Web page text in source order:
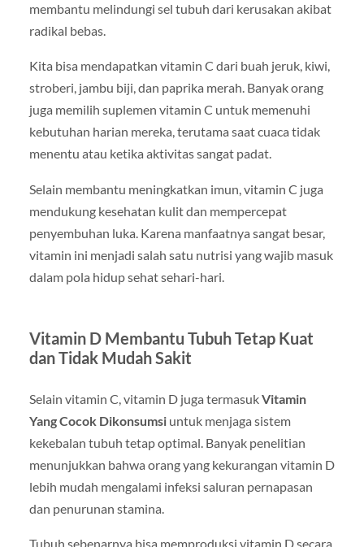
membantu melindungi sel tubuh dari kerusakan akibat
radikal bebas.
Kita bisa mendapatkan vitamin C dari buah jeruk, kiwi,
stroberi, jambu biji, dan paprika merah. Banyak orang
juga memilih suplemen vitamin C untuk memenuhi
kebutuhan harian mereka, terutama saat cuaca tidak
menentu atau ketika aktivitas sangat padat.
Selain membantu meningkatkan imun, vitamin C juga
mendukung kesehatan kulit dan mempercepat
penyembuhan luka. Karena manfaatnya sangat besar,
vitamin ini menjadi salah satu nutrisi yang wajib masuk
dalam pola hidup sehat sehari-hari.
Vitamin D Membantu Tubuh Tetap Kuat
dan Tidak Mudah Sakit
Selain vitamin C, vitamin D juga termasukVitamin
Yang Cocok Dikonsumsiuntuk menjaga sistem
kekebalan tubuh tetap optimal. Banyak penelitian
menunjukkan bahwa orang yang kekurangan vitamin D
lebih mudah mengalami infeksi saluran pernapasan
dan penurunan stamina.
Tubuh sebenarnya bisa memproduksi vitamin D secara